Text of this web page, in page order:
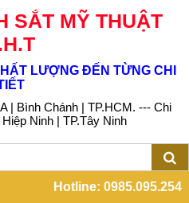
SẮT MỸ THUẬT
LƯỢNG ĐẾN TỪNG CHI
| Bình Chánh | TP.HCM. --- Chi
Ninh | TP.Tây Ninh
Hotline: 0985.095.254